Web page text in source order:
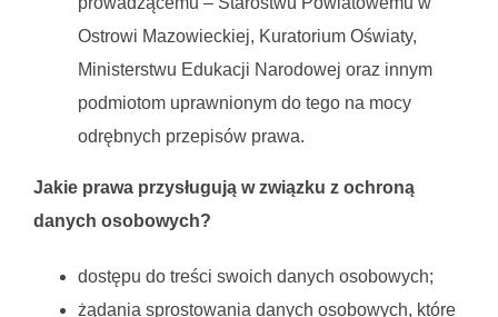
Ostrowi Mazowieckiej, Kuratorium Oświaty,
Ministerstwu Edukacji Narodowej oraz innym
podmiotom uprawnionym do tego na mocy
odrębnych przepisów prawa.
Jakie prawa przysługują w związku z ochroną
danych osobowych?
dostępu do treści swoich danych osobowych;
żądania sprostowania danych osobowych, które